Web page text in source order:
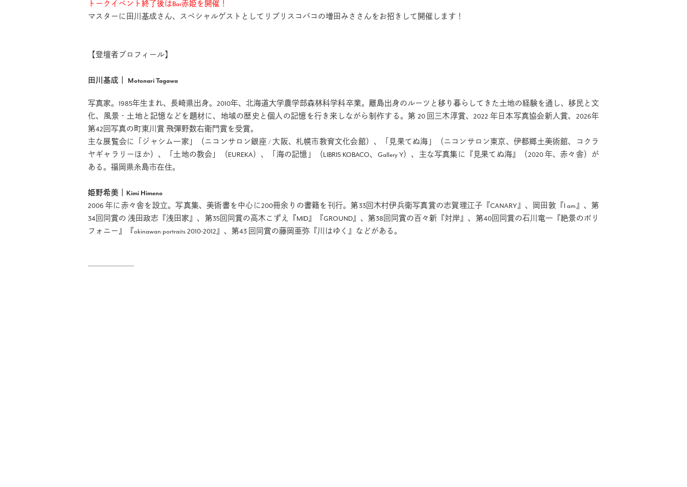
トークイベント終了後はBar赤姫を開催！
マスターに田川基成さん、スペシャルゲストとしてリブリスコバコの増田みささんをお招きして開催します！
【登壇者プロフィール】
田川基成｜ Motonari Tagawa
写真家。1985年生まれ、長崎県出身。2010年、北海道大学農学部森林科学科卒業。離島出身のルーツと移り暮らしてきた土地の経験を通し、移民と文
化、風景・土地と記憶などを題材に、地域の歴史と個人の記憶を行き来しながら制作する。第 20 回三木淳賞、2022 年日本写真協会新人賞、2026年
第42回写真の町東川賞 飛彈野数右衛門賞を受賞。
主な展覧会に「ジャシム一家」（ニコンサロン銀座 / 大阪、札幌市教育文化会館）、「見果てぬ海」（ニコンサロン東京、伊都郷土美術館、コクラ
ヤギャラリーほか）、「土地の教会」（EUREKA）、「海の記憶」（LIBRIS KOBACO、Gallery Y）、主な写真集に『見果てぬ海』（2020 年、赤々舎）が
ある。福岡県糸島市在住。
姫野希美｜Kimi Himeno
2006 年に赤々舎を設立。写真集、美術書を中心に200冊余りの書籍を刊行。第33回木村伊兵衛写真賞の志賀理江子『CANARY』、岡田敦『I am』、第
34回同賞の 浅田政志『浅田家』、第35回同賞の高木こずえ『MID』『GROUND』、第38回同賞の百々新『対岸』、第40回同賞の石川竜一『絶景のポリ
フォニー』『okinawan portraits 2010-2012』、第43 回同賞の藤岡亜弥『川はゆく』などがある。